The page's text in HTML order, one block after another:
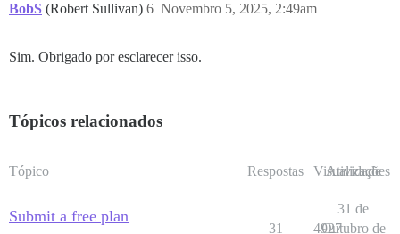
BobS (Robert Sullivan) Novembro 5, 2025, 2:49am
6
Sim. Obrigado por esclarecer isso.
Tópicos relacionados
Tópico Respostas Visualizações
Atividade
Submit a free plan
31 4927
31 de
Outubro de